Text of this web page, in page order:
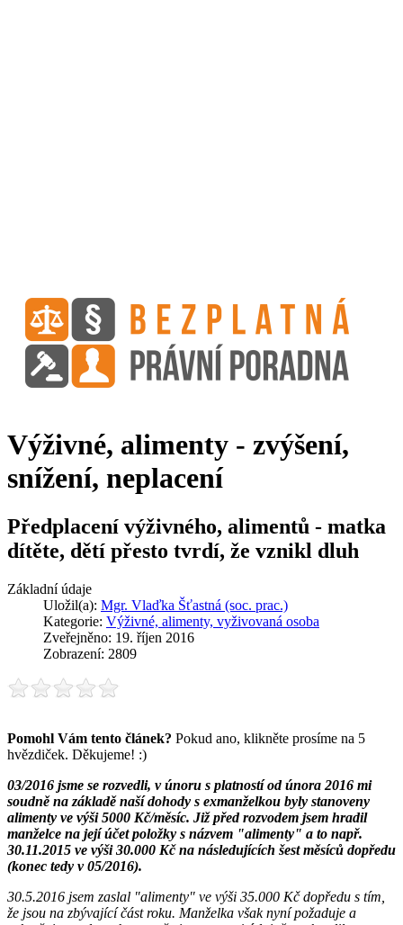
Výživné, alimenty - zvýšení,
snížení, neplacení
Předplacení výživného, alimentů - matka
dítěte, dětí přesto tvrdí, že vznikl dluh
Základní údaje
Uložil(a): Mgr. Vlaďka Šťastná (soc. prac.)
Kategorie: Výživné, alimenty, vyživovaná osoba
Zveřejněno: 19. říjen 2016
Zobrazení: 2809
Pomohl Vám tento článek? Pokud ano, klikněte prosíme na 5
hvězdiček. Děkujeme! :)
03/2016 jsme se rozvedli, v únoru s platností od února 2016 mi
soudně na základě naší dohody s exmanželkou byly stanoveny
alimenty ve výši 5000 Kč/měsíc. Již před rozvodem jsem hradil
manželce na její účet položky s názvem "alimenty" a to např.
30.11.2015 ve výši 30.000 Kč na následujících šest měsíců dopředu
(konec tedy v 05/2016).
30.5.2016 jsem zaslal "alimenty" ve výši 35.000 Kč dopředu s tím,
že jsou na zbývající část roku. Manželka však nyní požaduje a